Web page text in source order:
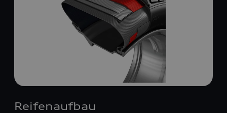
Reifenaufbau